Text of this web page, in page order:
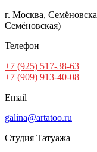
г. Москва,
Семёновская)
Телефон
+7 (925) 517-38-63
+7 (909) 913-40-08
Email
galina@artatoo.ru
Студия Татуажа